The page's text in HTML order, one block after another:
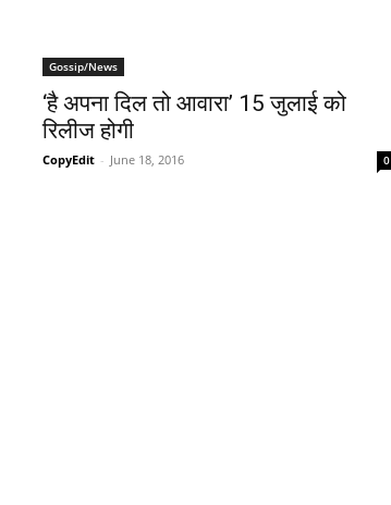
Gossip/News
‘है अपना दिल तो आवारा’ 15 जुलाई को
रिलीज होगी
CopyEdit - June 18, 2016 0